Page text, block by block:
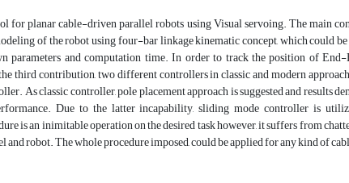
for planar cable-driven parallel robots using Visual servoing. The main
of the robot using four-bar linkage kinematic concept, which could
parameters and computation time. In order to track the position of
third contribution, two different controllers in classic and modern
As classic controller, pole placement approach is suggested and results
Due to the latter incapability, sliding mode controller is
is an inimitable operation on the desired task however, it suffers from
robot. The whole procedure imposed, could be applied for any kind of